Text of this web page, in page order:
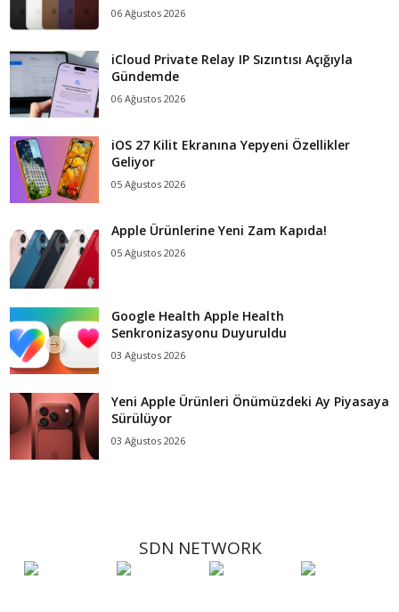
06 Ağustos 2026
iCloud Private Relay IP Sızıntısı Açığıyla
Gündemde
06 Ağustos 2026
iOS 27 Kilit Ekranına Yepyeni Özellikler
Geliyor
05 Ağustos 2026
Apple Ürünlerine Yeni Zam Kapıda!
05 Ağustos 2026
Google Health Apple Health
Senkronizasyonu Duyuruldu
03 Ağustos 2026
Yeni Apple Ürünleri Önümüzdeki Ay Piyasaya
Sürülüyor
03 Ağustos 2026
SDN NETWORK